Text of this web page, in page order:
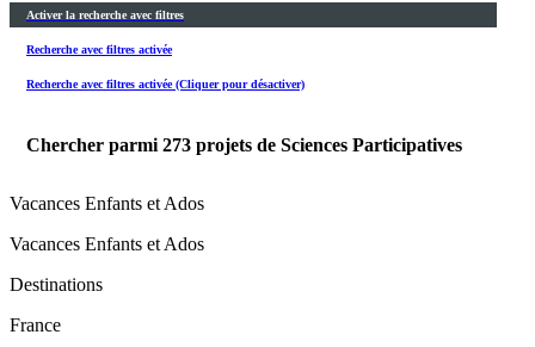
Activer la recherche avec filtres
Recherche avec filtres activée
Recherche avec filtres activée (Cliquer pour désactiver)
Chercher parmi 273 projets de Sciences Participatives
Vacances Enfants et Ados
Vacances Enfants et Ados
Destinations
France